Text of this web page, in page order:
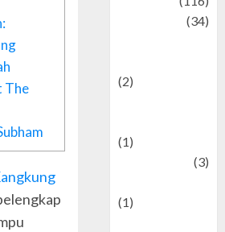
The
(34)
(2)
(1)
(3)
(1)